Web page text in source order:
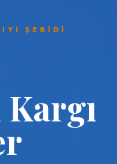
ŞERIDI